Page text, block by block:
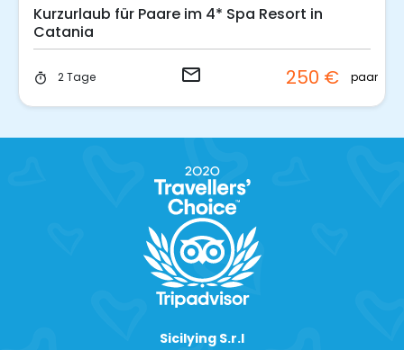
Kurzurlaub für Paare im 4* Spa Resort in
Catania
timer 2 Tage email 250 € paar
Sicilying S.r.l